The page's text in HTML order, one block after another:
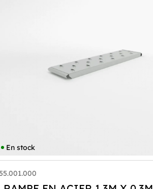
En stock